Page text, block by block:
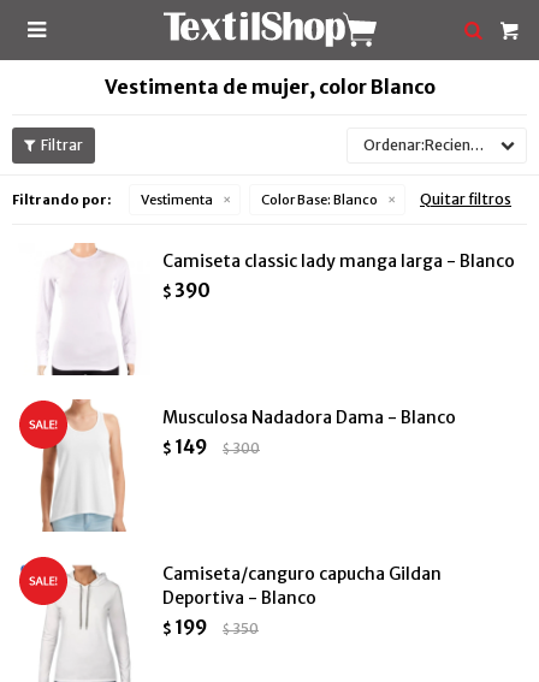

Vestimenta de mujer, color Blanco
Recientes
Filtrando por: Vestimenta Color Base: Blanco Quitar filtros
Camiseta classic lady manga larga - Blanco
$ 390
Musculosa Nadadora Dama - Blanco
$ 149 $300
Camiseta/canguro capucha Gildan
Deportiva - Blanco
$ 199 $350